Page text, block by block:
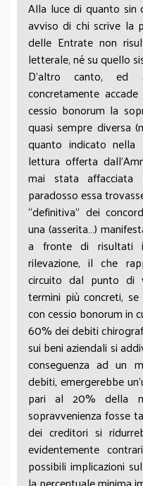
Alla luce di quanto sin
avviso di chi scrive la
delle Entrate non
letterale, né su quello
D’altro canto, ed
concretamente
cessio bonorum la
quasi sempre diversa
quanto indicato nella
lettura offerta
mai stata
paradosso essa
“definitiva” dei
una (asserita…)
a fronte di risultati
rilevazione, il che
circuito dal punto di
termini più concreti,
con cessio bonorum in
60% dei debiti
sui beni aziendali si
conseguenza ad un
debiti, emergerebbe
pari al 20% della
sopravvenienza fosse
dei creditori si
evidentemente
possibili implicazioni